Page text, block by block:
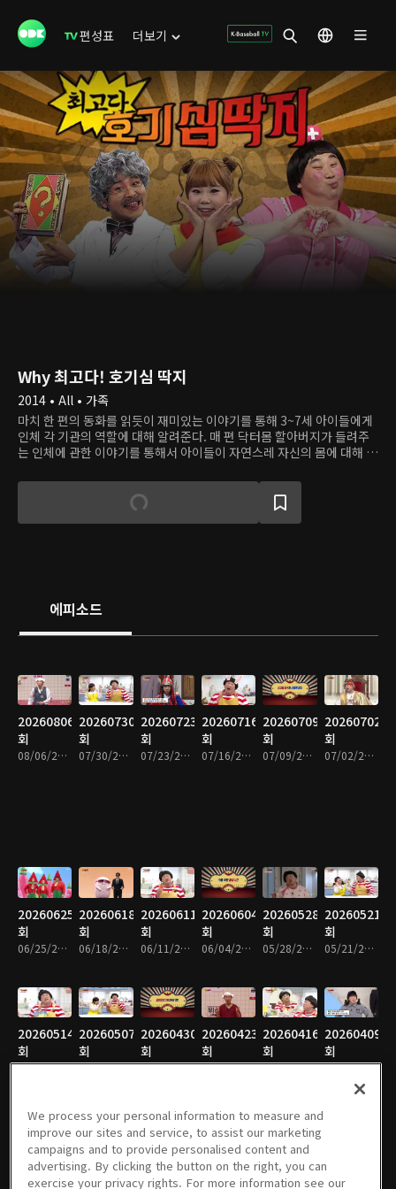
편성표 더보기
Why 최고다! 호기심 딱지
2014 • All • 가족
마치 한 편의 동화를 읽듯이 재미있는 이야기를 통해 3~7세 아이들에게
인체 각 기관의 역할에 대해 알려준다. 매 편 닥터몸 할아버지가 들려주
는 인체에 관한 이야기를 통해서 아이들이 자연스레 자신의 몸에 대해 관
에피소드
20260806
회
08/06/2026 • 15분
20260730
회
07/30/2026 • 14분
20260723
회
07/23/2026 • 14분
20260716
회
07/16/2026 • 14분
20260709
회
07/09/2026 • 14분
20260702
회
07/02/2026 • 14분
20260625
회
06/25/2026 • 14분
20260618
회
06/18/2026 • 14분
20260611
회
06/11/2026 • 14분
20260604
회
06/04/2026 • 15분
20260528
회
05/28/2026 • 15분
20260521
회
05/21/2026 • 15분
20260514
회
05/14/2026 • 14분
20260507
회
05/07/2026 • 15분
20260430
회
04/30/2026 • 14분
20260423
회
04/23/2026 • 14분
20260416
회
04/16/2026 • 14분
20260409
회
04/09/2026 • 14분
20260402
회
20260326
회
20260319
회
20260312
회
20260305
회
회
We process your personal information to measure and
improve our sites and service, to assist our marketing
campaigns and to provide personalised content and
advertising. By clicking the button on the right, you can
exercise your privacy rights. For more information see our